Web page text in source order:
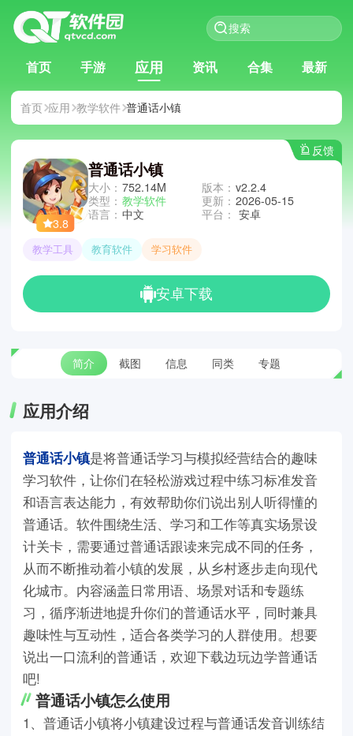
首页 手游 应用 资讯 合集 最新
首页 应用 教学软件 普通话小镇
反馈
3.8
普通话小镇
大小： 752.14M
类型： 教学软件
语言： 中文
版本： v2.2.4
更新： 2026-05-15
平台： 安卓
教学工具 教育软件 学习软件
安卓下载
简介 截图 信息 同类 专题
应用介绍
普通话小镇是将普通话学习与模拟经营结合的趣味
学习软件，让你们在轻松游戏过程中练习标准发音
和语言表达能力，有效帮助你们说出别人听得懂的
普通话。软件围绕生活、学习和工作等真实场景设
计关卡，需要通过普通话跟读来完成不同的任务，
从而不断推动着小镇的发展，从乡村逐步走向现代
化城市。内容涵盖日常用语、场景对话和专题练
习，循序渐进地提升你们的普通话水平，同时兼具
趣味性与互动性，适合各类学习的人群使用。想要
说出一口流利的普通话，欢迎下载边玩边学普通话
吧!
普通话小镇怎么使用
1、普通话小镇将小镇建设过程与普通话发音训练结